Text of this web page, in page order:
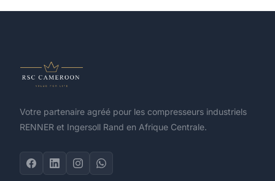
Votre partenaire agréé pour les compresseurs industriels
RENNER et Ingersoll Rand en Afrique Centrale.